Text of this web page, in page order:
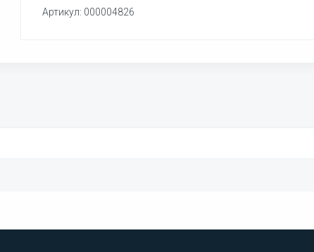
Артикул: 000004826